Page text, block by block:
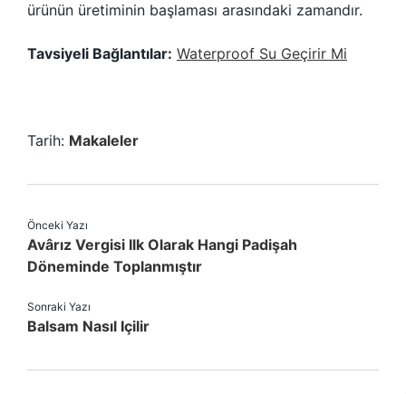
ürünün üretiminin başlaması arasındaki zamandır.
Tavsiyeli Bağlantılar: Waterproof Su Geçirir Mi
Tarih: Makaleler
Önceki Yazı
Avârız Vergisi Ilk Olarak Hangi Padişah
Döneminde Toplanmıştır
Sonraki Yazı
Balsam Nasıl Içilir